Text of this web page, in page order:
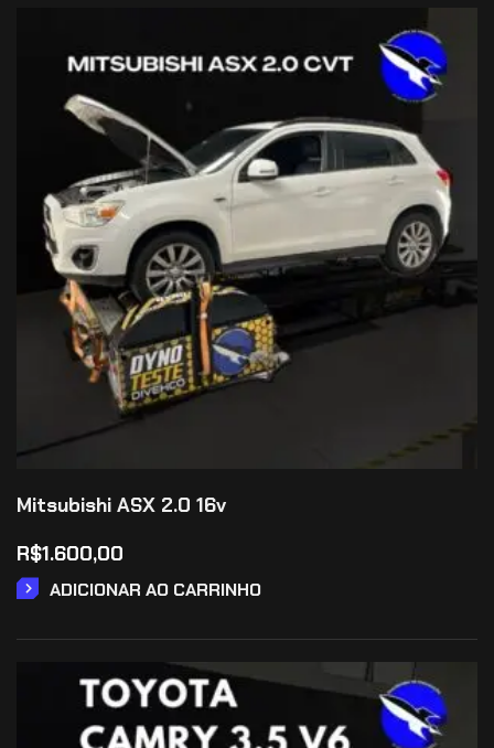
Mitsubishi ASX 2.0 16v
R$1.600,00
ADICIONAR AO CARRINHO